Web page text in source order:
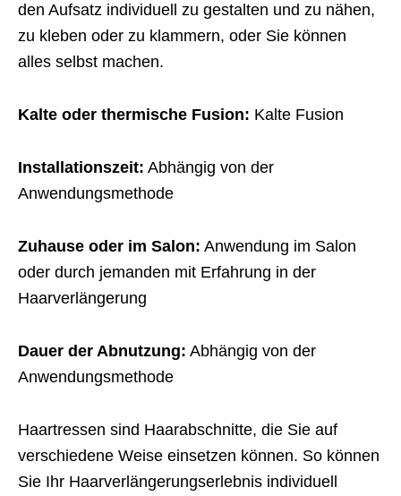
den Aufsatz individuell zu gestalten und zu nähen,
zu kleben oder zu klammern, oder Sie können
alles selbst machen.
Kalte oder thermische Fusion: Kalte Fusion
Installationszeit: Abhängig von der
Anwendungsmethode
Zuhause oder im Salon: Anwendung im Salon
oder durch jemanden mit Erfahrung in der
Haarverlängerung
Dauer der Abnutzung: Abhängig von der
Anwendungsmethode
Haartressen sind Haarabschnitte, die Sie auf
verschiedene Weise einsetzen können. So können
Sie Ihr Haarverlängerungserlebnis individuell